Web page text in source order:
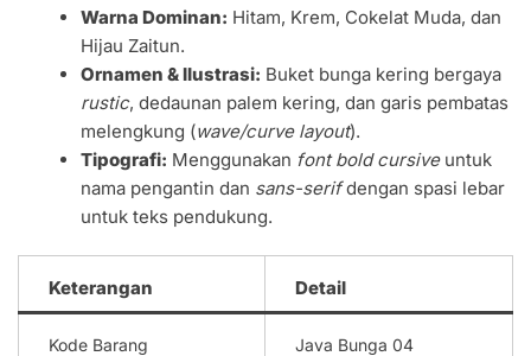
Warna Dominan: Hitam, Krem, Cokelat Muda, dan
Hijau Zaitun.
Ornamen & Ilustrasi: Buket bunga kering bergaya
rustic, dedaunan palem kering, dan garis pembatas
melengkung (wave/curve layout).
Tipografi: Menggunakan font bold cursiveuntuk
nama pengantin dan sans-serifdengan spasi lebar
untuk teks pendukung.
Keterangan Detail
Kode Barang Java Bunga 04